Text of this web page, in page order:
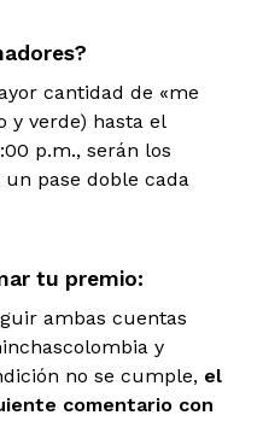
cantidad de «me
y verde) hasta el
p.m., serán los
pase doble cada
tu premio:
ambas cuentas
y
no se cumple, el
comentario con